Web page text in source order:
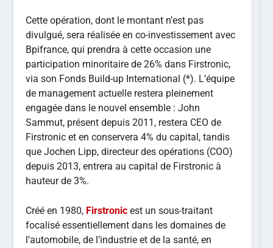
Cette opération, dont le montant n’est pas
divulgué, sera réalisée en co-investissement avec
Bpifrance, qui prendra à cette occasion une
participation minoritaire de 26% dans Firstronic,
via son Fonds Build-up International (*). L’équipe
de management actuelle restera pleinement
engagée dans le nouvel ensemble : John
Sammut, présent depuis 2011, restera CEO de
Firstronic et en conservera 4% du capital, tandis
que Jochen Lipp, directeur des opérations (COO)
depuis 2013, entrera au capital de Firstronic à
hauteur de 3%.
Créé en 1980, Firstronic est un sous-traitant
focalisé essentiellement dans les domaines de
l’automobile, de l’industrie et de la santé, en